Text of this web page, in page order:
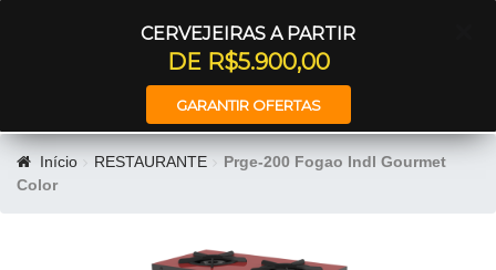
CERVEJEIRAS A PARTIR
DE R$5.900,00
GARANTIR OFERTAS
Início RESTAURANTE
Prge-200 Fogao Indl Gourmet
Color